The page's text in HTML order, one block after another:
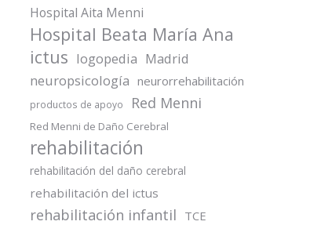
Hospital Aita Menni
Hospital Beata María Ana
ictus logopedia Madrid
neuropsicología neurorrehabilitación
productos de apoyo Red Menni
Red Menni de Daño Cerebral
rehabilitación
rehabilitación del daño cerebral
rehabilitación del ictus
rehabilitación infantil TCE